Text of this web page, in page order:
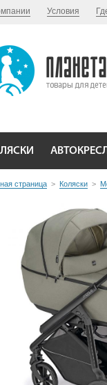
Условия
страница > Коляски >